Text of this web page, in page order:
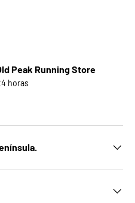
Peak Running Store
horas